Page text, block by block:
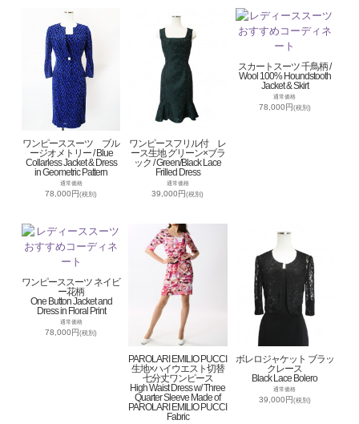
ワンピーススーツ ブル
ージオメトリー / Blue
Collarless Jacket & Dress
in Geometric Pattern
通常価格
78,000円(税別)
ワンピースフリル付 レ
ース生地 グリーン×ブラ
ック / Green/Black Lace
Frilled Dress
通常価格
39,000円(税別)
スカートスーツ 千鳥柄 /
Wool 100% Houndstooth
Jacket & Skirt
通常価格
78,000円(税別)
ワンピーススーツ ネイビ
ー花柄
One Button Jacket and
Dress in Floral Print
通常価格
78,000円(税別)
PAROLARI EMILIO PUCCI
生地×ハイウエスト切替
七分丈ワンピース
High Waist Dress w/ Three
Quarter Sleeve Made of
PAROLARI EMILIO PUCCI
Fabric
ボレロジャケット ブラッ
クレース
Black Lace Bolero
通常価格
39,000円(税別)